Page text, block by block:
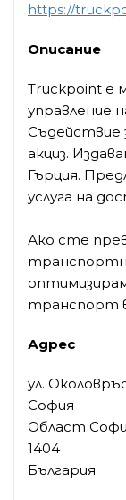
https://
Описание
Truckpoint е
управление
Съдействие
акциз.
Гърция.
услуга на
Ако сте
транспорт
Адрес
ул.
София
Област
1404
България